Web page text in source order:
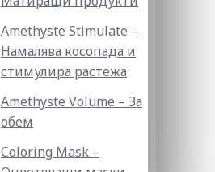
Amethyste Stimulate –
Намалява косопада и
стимулира растежа
Amethyste Volume – За
обем
Coloring Mask –